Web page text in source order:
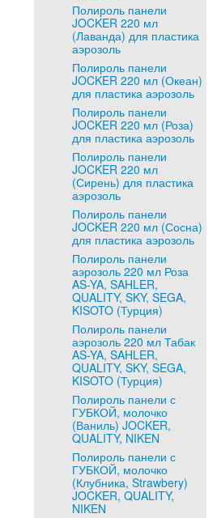
Полироль панели
JOCKER 220 мл
(Лаванда) для пластика
аэрозоль
Полироль панели
JOCKER 220 мл (Океан)
для пластика аэрозоль
Полироль панели
JOCKER 220 мл (Роза)
для пластика аэрозоль
Полироль панели
JOCKER 220 мл
(Сирень) для пластика
аэрозоль
Полироль панели
JOCKER 220 мл (Сосна)
для пластика аэрозоль
Полироль панели
аэрозоль 220 мл Роза
AS-YA, SAHLER,
QUALITY, SKY, SEGA,
KISOTO (Турция)
Полироль панели
аэрозоль 220 мл Табак
AS-YA, SAHLER,
QUALITY, SKY, SEGA,
KISOTO (Турция)
Полироль панели с
ГУБКОЙ, молочко
(Ваниль) JOCKER,
QUALITY, NIKEN
Полироль панели с
ГУБКОЙ, молочко
(Клубника, Strawbery)
JOCKER, QUALITY,
NIKEN